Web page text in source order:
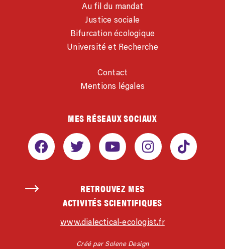
Au fil du mandat
Justice sociale
Bifurcation écologique
Université et Recherche
Contact
Mentions légales
MES RÉSEAUX SOCIAUX
RETROUVEZ MES
ACTIVITÉS SCIENTIFIQUES
www.dialectical-ecologist.fr
Créé par Solene Design